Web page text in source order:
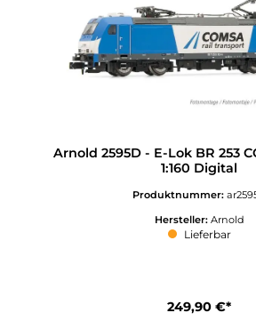
Arnold 2595D - E-Lok BR 253
1:160 Digital
Produktnummer:
Hersteller: Arnold
Lieferbar
249,90 €*